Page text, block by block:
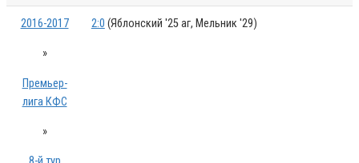
2016-2017
»
Премьер-
лига КФС
»
2:0 (Яблонский '25 аг, Мельник '29)